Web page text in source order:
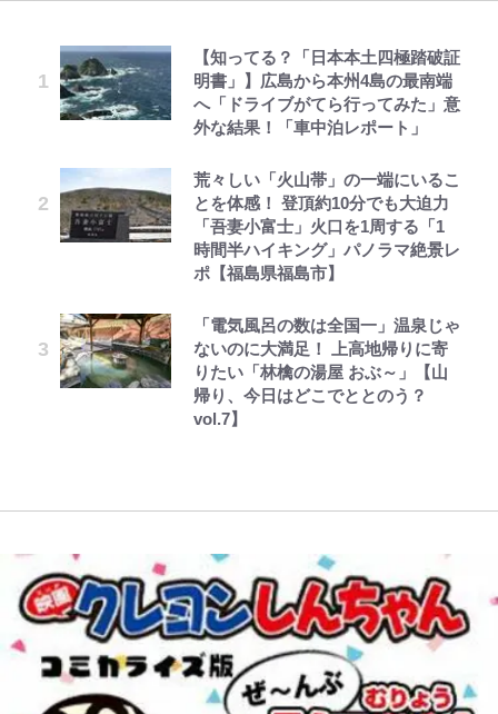
【知ってる？「日本本土四極踏破証
明書」】広島から本州4島の最南端
へ「ドライブがてら行ってみた」意
外な結果！「車中泊レポート」
荒々しい「火山帯」の一端にいるこ
とを体感！ 登頂約10分でも大迫力
「吾妻小富士」火口を1周する「1
時間半ハイキング」パノラマ絶景レ
ポ【福島県福島市】
「電気風呂の数は全国一」温泉じゃ
ないのに大満足！ 上高地帰りに寄
りたい「林檎の湯屋 おぶ～」【山
帰り、今日はどこでととのう？
vol.7】
空の轍と大地の雲と 第1回
レビュー『仮面家族』悠木シュン・
著
えびめしの流儀
でっかい男になりたいゾ
宮崎麗果、“10キロ減”告白後の背
骨・肋骨くっきりトレ姿に「痩せ過
ぎてませんか」心配の声も 夫・黒
木啓司にはDV巡る逮捕報道
村上佳菜子、“遠距離結婚”の夫と
の再会にデレデレ…顔出し公開
「愛が足りない」不満を漏らしてい
た過去も
「顔パンパンだったのに」反響 視
聴者が想った激変の納得理由
公式-ヒロインが来る前に妊娠しま
した~詰んだはずの悪役令嬢です
が、どうやら違うようです~ 第1話
で、もふもふ従者(聖獣)とおにぎり
を握る 第53話(1)
公式-おっさん底辺治癒士と愛娘の
辺境ライフ ~中年男が回復スキルに
話(1)
｢最後の1枚…ワルぃゎ〜｣鈴木優磨
が激勝翌日に写真12枚投稿→渾身
の“煽りショット”に興奮！｢最後の
1枚までの壮大なフリ｣｢知念くんの
｢なんじゃこりゃあああ！｣本田圭
佑の古巣ミラン、漆黒×蛍光レッド
の超絶クールな新サードユニに世界
が熱狂｢サードなのにズルい｣｢こり
｢知念さんを煽ってたのと同じ
人？｣鹿島・鈴木優磨、大逆転勝利
後の“超・優等生インタビュー”が
話題！｢試合中とのギャップw｣｢礼
「自分の絵ごと、このジャンルはそ
ろそろ終わりかな」江口寿史が炎上
を経て樋口毅宏に語ったこと
霊、未確認生命体まで…昭和キッズ
を震え上がらせた「恐怖のテレビ番
組」
「ハイキュー!! おせち2027」の予
した三段重にファン感激「エモすぎ
る」
錦織一清の写真集はなぜ私服なの
か…高級ブランドをやめ等身大の自
分を表現する現在「ちゃんとおじい
ちゃんに」
「のりの芝居は観たいと」藤原紀香
が明かす夫・片岡愛之助との関係
性…互いに一番のお客さんで刺激を
もらう存在
ィア活動の原動力は…「偽善者だ」
との声も跳ね返す“誰かの役に立ち
たい”という思い